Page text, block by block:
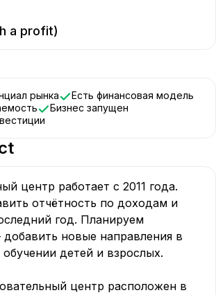
a profit)
рынка
Есть финансовая модель
Бизнес запущен
центр работает с 2011 года.
отчётность по доходам и
год. Планируем
новые направления в
детей и взрослых.
центр расположен в